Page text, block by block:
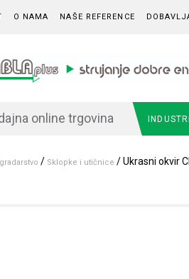
O NAMA NAŠE REFERENCE
online trgovina
/ Sklopke i utičnice / Ukrasni okvir